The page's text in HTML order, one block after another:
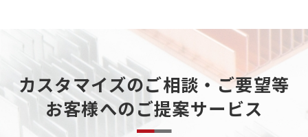
重工業分野について
データセンターについて
カスタマイズのご相談・ご要望等
お客様へのご提案サービス